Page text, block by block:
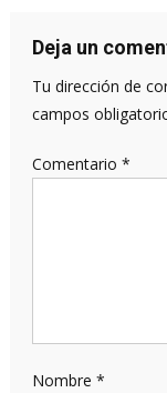
entradas
Deja un
Tu dirección de
campos
Comentario *
Nombre *